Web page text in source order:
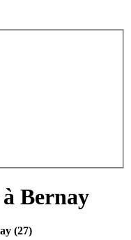
Bernay
(27)